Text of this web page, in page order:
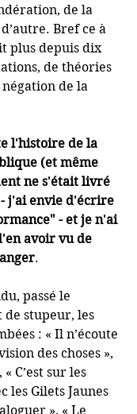
de la
Bref ce à
plus depuis dix
de théories
de la
l'histoire de la
(et même
ne s'était livré
j'ai envie d'écrire
- et je n'ai
avoir vu de
.
passé le
stupeur, les
: « Il n’écoute
des choses »,
« C’est sur les
les Gilets Jaunes
», « Le